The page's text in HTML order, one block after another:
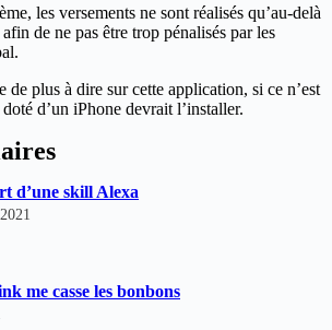
les versements ne sont réalisés qu’au-delà
de ne pas être trop pénalisés par les
de plus à dire sur cette application, si ce n’est
d’un iPhone devrait l’installer.
d’une skill Alexa
me casse les bonbons